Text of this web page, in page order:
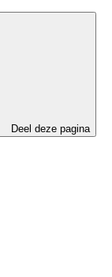
Deel deze pagina